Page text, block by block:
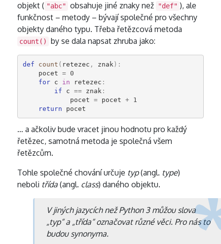
objekt ( "abc" obsahuje jiné znaky než "def" ), ale
funkčnost – metody – bývají společné pro všechny
objekty daného typu. Třeba řetězcová metoda
count() by se dala napsat zhruba jako:
def count ( retezec , znak ):
pocet = 0
for
c in retezec :
if
c == znak :
pocet = pocet +
1
return
pocet
… a ačkoliv bude vracet jinou hodnotu pro každý
řetězec, samotná metoda je společná všem
řetězcům.
Tohle společné chování určuje typ(angl. type)
neboli třída (angl. class) daného objektu.
V jiných jazycích než Python 3 můžou slova
„typ“ a „třída“ označovat různé věci. Pro nás to
budou synonyma.